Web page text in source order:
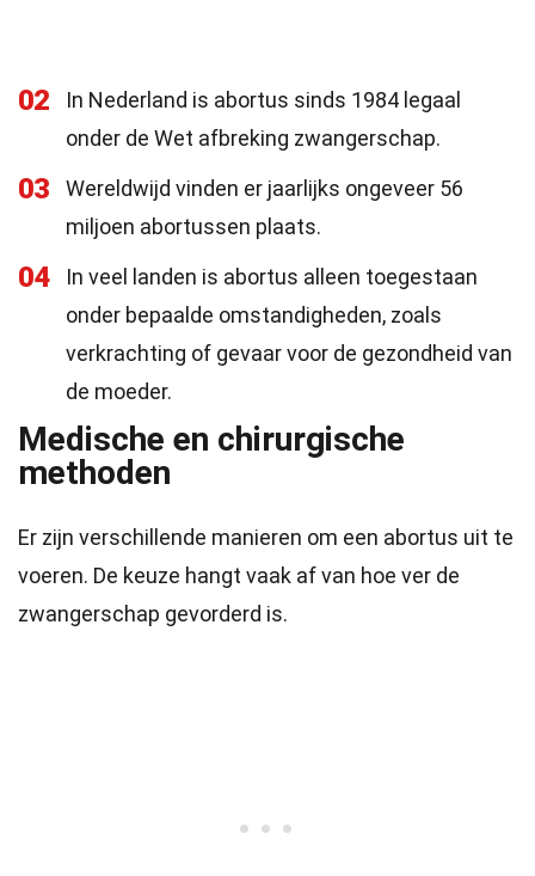
02
In Nederland is abortus sinds 1984 legaal
onder de Wet afbreking zwangerschap.
03
Wereldwijd vinden er jaarlijks ongeveer 56
miljoen abortussen plaats.
04
In veel landen is abortus alleen toegestaan
onder bepaalde omstandigheden, zoals
verkrachting of gevaar voor de gezondheid van
de moeder.
Medische en chirurgische
methoden
Er zijn verschillende manieren om een abortus uit te
voeren. De keuze hangt vaak af van hoe ver de
zwangerschap gevorderd is.